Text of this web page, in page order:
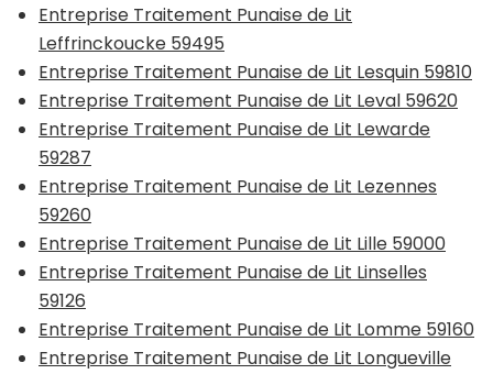
Entreprise Traitement Punaise de Lit
Leffrinckoucke 59495
Entreprise Traitement Punaise de Lit Lesquin 59810
Entreprise Traitement Punaise de Lit Leval 59620
Entreprise Traitement Punaise de Lit Lewarde
59287
Entreprise Traitement Punaise de Lit Lezennes
59260
Entreprise Traitement Punaise de Lit Lille 59000
Entreprise Traitement Punaise de Lit Linselles
59126
Entreprise Traitement Punaise de Lit Lomme 59160
Entreprise Traitement Punaise de Lit Longueville